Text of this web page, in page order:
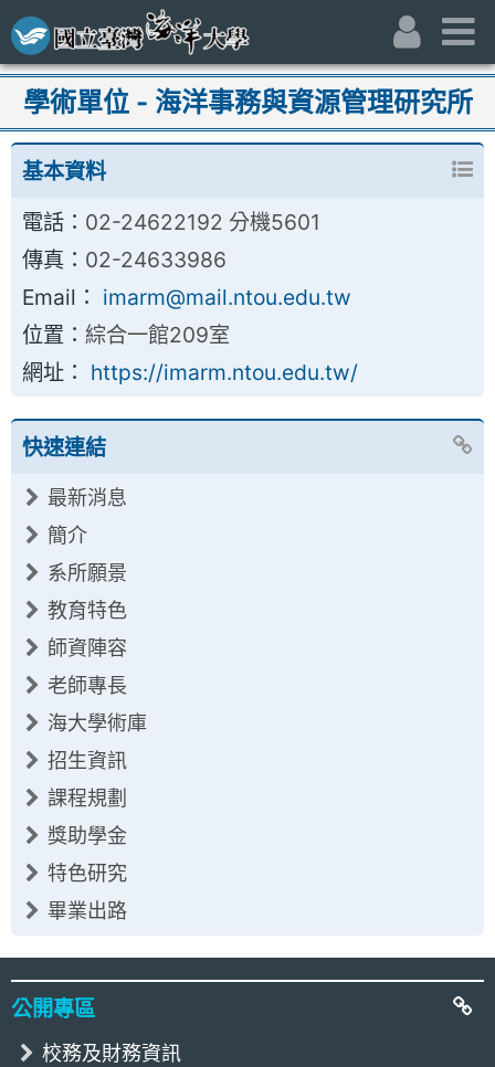
跳到主要內容區
::: 身份別主
學術單位 - 海洋事務與資源管理研究所
基本資料
電話： 02-24622192 分機5601
傳真： 02-24633986
Email： imarm@mail.ntou.edu.tw
位置： 綜合一館209室
網址： https://imarm.ntou.edu.tw/
快速連結
最新消息
簡介
系所願景
教育特色
師資陣容
老師專長
海大學術庫
招生資訊
課程規劃
獎助學金
特色研究
畢業出路
:::
公開專區
校務及財務資訊